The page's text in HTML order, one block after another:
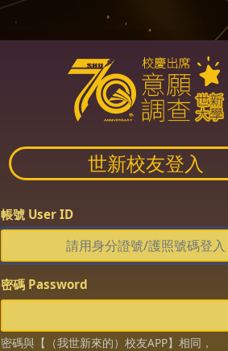
世新校友登入
帳號 User ID
密碼 Password
密碼與【（我世新來的）校友APP】相同，